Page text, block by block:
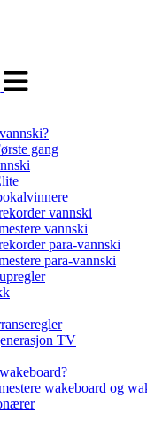
navigasjon
gang
vannski
vannski
para-vannski
para-vannski
TV
wakeboard og